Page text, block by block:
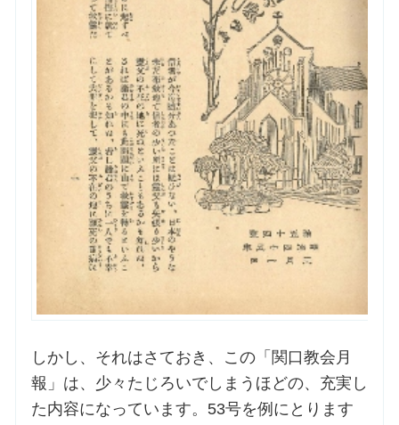
しかし、それはさておき、この「関口教会月
報」は、少々たじろいでしまうほどの、充実し
た内容になっています。53号を例にとります